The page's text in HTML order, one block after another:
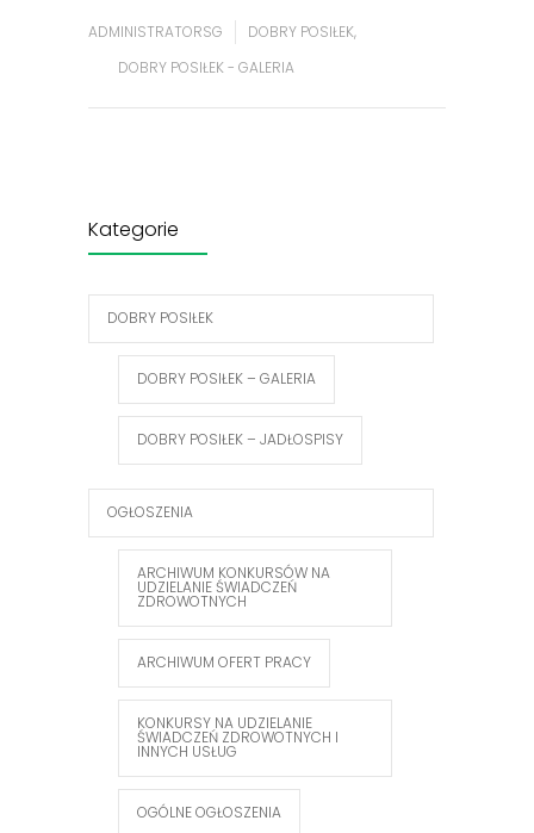
ADMINISTRATORSG DOBRY POSIŁEK,
DOBRY POSIŁEK - GALERIA
Kategorie
DOBRY POSIŁEK
DOBRY POSIŁEK – GALERIA
DOBRY POSIŁEK – JADŁOSPISY
OGŁOSZENIA
ARCHIWUM KONKURSÓW NA
UDZIELANIE ŚWIADCZEŃ
ZDROWOTNYCH
ARCHIWUM OFERT PRACY
KONKURSY NA UDZIELANIE
ŚWIADCZEŃ ZDROWOTNYCH I
INNYCH USŁUG
OGÓLNE OGŁOSZENIA